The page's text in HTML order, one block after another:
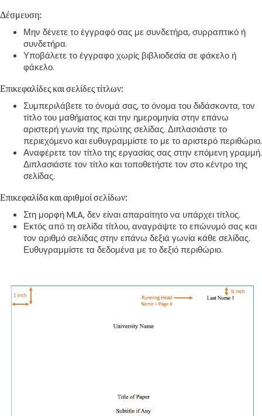
Δέσμευση:
Μην δένετε το έγγραφό σας με συνδετήρα, συρραπτικό ή
συνδετήρα.
Υποβάλετε το έγγραφο χωρίς βιβλιοδεσία σε φάκελο ή
φάκελο.
Επικεφαλίδες και σελίδες τίτλων:
Συμπεριλάβετε το όνομά σας, το όνομα του διδάσκοντα, τον
τίτλο του μαθήματος και την ημερομηνία στην επάνω
αριστερή γωνία της πρώτης σελίδας. Διπλασιάστε το
περιεχόμενο και ευθυγραμμίστε το με το αριστερό περιθώριο.
Αναφέρετε τον τίτλο της εργασίας σας στην επόμενη γραμμή.
Διπλασιάστε τον τίτλο και τοποθετήστε τον στο κέντρο της
σελίδας.
Επικεφαλίδα και αριθμοί σελίδων:
Στη μορφή MLA, δεν είναι απαραίτητο να υπάρχει τίτλος.
Εκτός από τη σελίδα τίτλου, αναγράψτε το επώνυμό σας και
τον αριθμό σελίδας στην επάνω δεξιά γωνία κάθε σελίδας.
Ευθυγραμμίστε τα δεδομένα με το δεξιό περιθώριο.